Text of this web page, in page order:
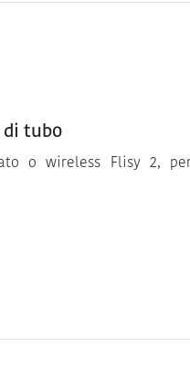
tubo
o wireless Flisy 2,